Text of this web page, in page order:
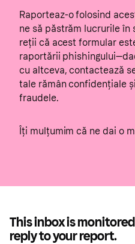
Raporteaz-o folosind
ne să păstrăm lucrurile în
reții că acest formular
raportării
cu altceva, contactează
tale rămân confidențiale
fraudele.
Îți mulțumim că ne dai o
This inbox is
reply to your report.